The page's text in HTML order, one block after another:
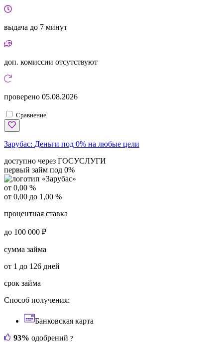
выдача до 7 минут
доп. комиссии отсутствуют
проверено 05.08.2026
Сравнение
Зарубас: Деньги под 0% на любые цели
доступно через ГОСУСЛУГИ
первый займ под 0%
от 0,00 %
от 0,00 до 1,00 %
процентная ставка
до 100 000 ₽
сумма займа
от 1 до 126 дней
срок займа
Способ получения:
Банковская карта
93% одобрений ?